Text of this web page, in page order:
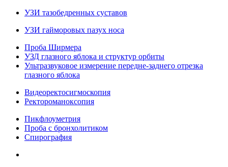
УЗИ тазобедренных суставов
УЗИ гайморовых пазух носа
Проба Ширмера
УЗД глазного яблока и структур орбиты
Ультразвуковое измерение передне-заднего отрезка
глазного яблока
Видеоректосигмоскопия
Ректороманоксопия
Пикфлоуметрия
Проба с бронхолитиком
Спирография